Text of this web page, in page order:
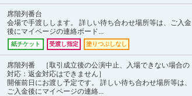
席階列番台
会場で手渡しします。 詳しい待ち合わせ場所等は、ご入金
後にマイページの連絡ボード...
紙チケット 受渡し指定 塗りつぶしなし
席階列番 ［取引成立後の公演中止、入場できない場合の
対応：返金対応はできません］
開催前日にお渡し予定です。 詳しい待ち合わせ場所等は、
ご入金後にマイページの連絡...